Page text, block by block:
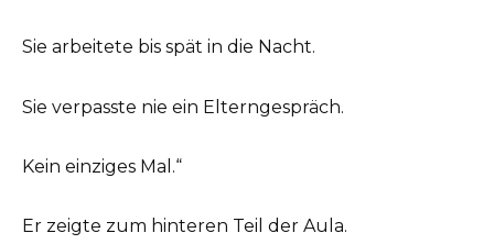
Sie arbeitete bis spät in die Nacht.
Sie verpasste nie ein Elterngespräch.
Kein einziges Mal.“
Er zeigte zum hinteren Teil der Aula.